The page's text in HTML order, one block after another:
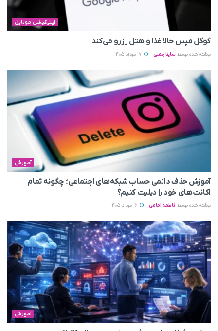
اپلیکیشن موبایل
گوگل مپس حالا غذا و هتل رزرو می‌کند
نوشته شده توسط ساینا چمنی
آموزش
آموزش حذف دائمی حساب شبکه‌های اجتماعی؛ چگونه تمام
اکانت‌های خود را دیلیت کنیم؟
نوشته شده توسط فاطمه امامی
آموزش